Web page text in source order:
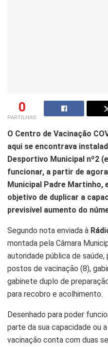
0
PARTILHAS
O Centro de Vacinação
aqui se encontrava
Desportivo Municipal nº2
funcionar, a partir de
Municipal Padre Martinho,
objetivo de duplicar a
previsível aumento do
Segundo nota enviada à
montada pela Câmara
autoridade pública de saúde,
postos de vacinação (8),
gabinete duplo de
para recobro e acolhimento.
Desenhado para poder
parte da sua capacidade ou
vacinação conta com duas